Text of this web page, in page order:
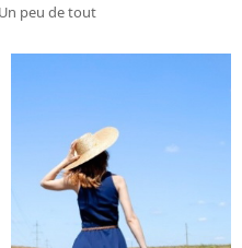
Un peu de tout